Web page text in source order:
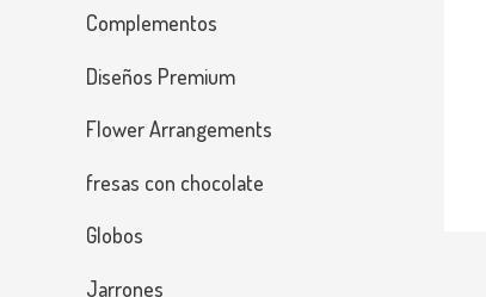
g
n
l
e
Complementos
Diseños Premium
Flower Arrangements
fresas con chocolate
Globos
Jarrones